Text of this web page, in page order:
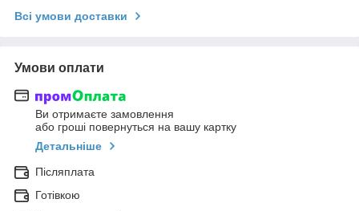
Всі умови доставки
Умови оплати
Ви отримаєте замовлення
або гроші повернуться на вашу картку
Детальніше
Післяплата
Готівкою